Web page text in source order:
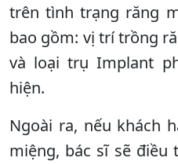
trên tình trạng răng
bao gồm: vị trí trồng
và loại trụ Implant
hiện.
Ngoài ra, nếu khách
miệng, bác sĩ sẽ